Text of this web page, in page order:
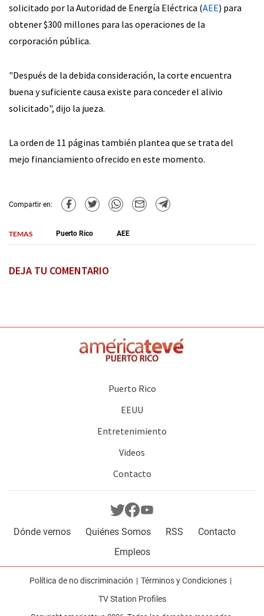
solicitado por la Autoridad de Energía Eléctrica (AEE) para
obtener $300 millones para las operaciones de la
corporación pública.
"Después de la debida consideración, la corte encuentra
buena y suficiente causa existe para conceder el alivio
solicitado", dijo la jueza.
La orden de 11 páginas también plantea que se trata del
mejo financiamiento ofrecido en este momento.
Compartir en:
TEMAS Puerto Rico AEE
DEJA TU COMENTARIO
Puerto Rico
EEUU
Entretenimiento
Videos
Contacto
Dónde vernos Quiénes Somos RSS
Contacto
Empleos
Política de no discriminación
Términos y Condiciones
TV Station Profiles